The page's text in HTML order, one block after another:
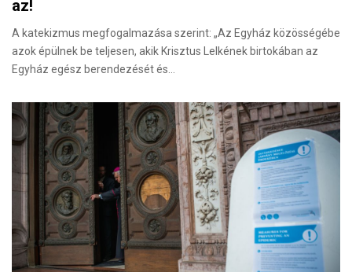
az!
A katekizmus megfogalmazása szerint: „Az Egyház közösségébe
azok épülnek be teljesen, akik Krisztus Lelkének birtokában az
Egyház egész berendezését és…